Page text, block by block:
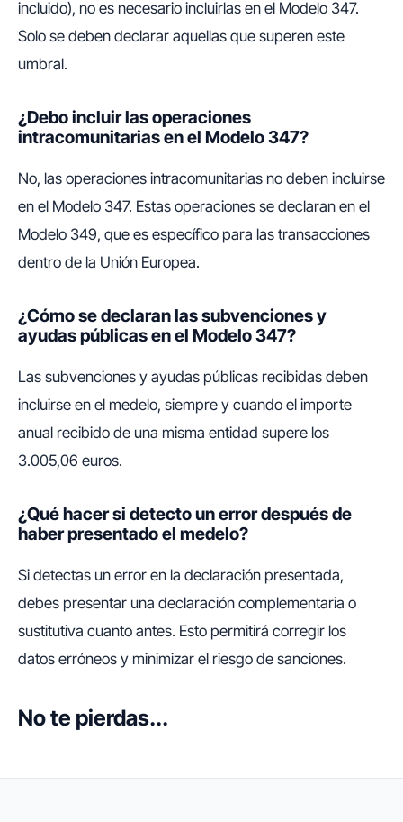
incluido), no es necesario incluirlas en el Modelo 347.
Solo se deben declarar aquellas que superen este
umbral.
¿Debo incluir las operaciones
intracomunitarias en el Modelo 347?
No, las operaciones intracomunitarias no deben incluirse
en el Modelo 347. Estas operaciones se declaran en el
Modelo 349, que es específico para las transacciones
dentro de la Unión Europea.
¿Cómo se declaran las subvenciones y
ayudas públicas en el Modelo 347?
Las subvenciones y ayudas públicas recibidas deben
incluirse en el medelo, siempre y cuando el importe
anual recibido de una misma entidad supere los
3.005,06 euros.
¿Qué hacer si detecto un error después de
haber presentado el medelo?
Si detectas un error en la declaración presentada,
debes presentar una declaración complementaria o
sustitutiva cuanto antes. Esto permitirá corregir los
datos erróneos y minimizar el riesgo de sanciones.
No te pierdas...